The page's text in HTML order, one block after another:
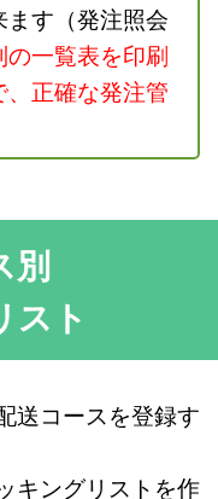
す（発注照会
の一覧表を印刷
、正確な発注管
別
スト
送コースを登録す
キングリストを作